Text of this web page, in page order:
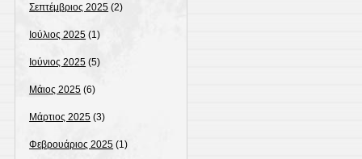
Σεπτέμβριος 2025 (2)
Ιούλιος 2025 (1)
Ιούνιος 2025 (5)
Μάιος 2025 (6)
Μάρτιος 2025 (3)
Φεβρουάριος 2025 (1)